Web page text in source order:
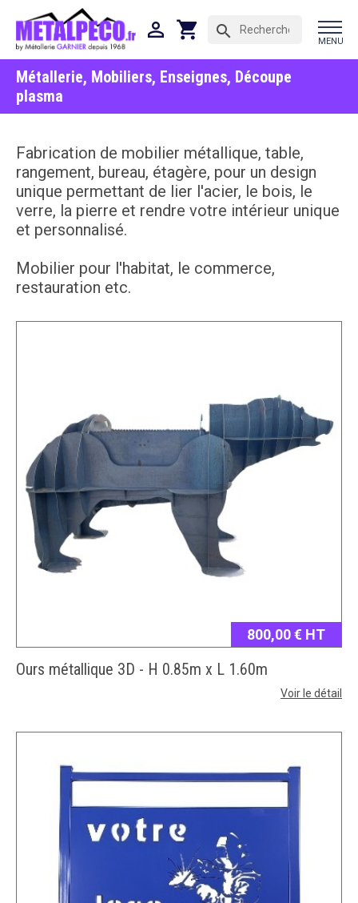
 shopping_cart search
MENU
Métallerie, Mobiliers, Enseignes, Découpe
plasma
Fabrication de mobilier métallique, table,
rangement, bureau, étagère, pour un design
unique permettant de lier l'acier, le bois, le
verre, la pierre et rendre votre intérieur unique
et personnalisé.
Mobilier pour l'habitat, le commerce,
restauration etc.
800,00 € HT
Ours métallique 3D - H 0.85m x L 1.60m
Voir le détail